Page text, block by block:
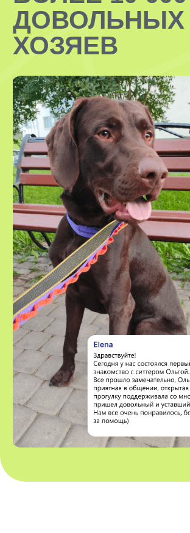
ЗАКАЗАТЬ
Сервис по выгулу и передержке
домашних животных
VOX • ВОКС
АО "ПЭТТЕХ СОЛЮШЕНС"
ИНН: 7814829167
ОГРН: 1237800119710
КПП: 781401001
Передержка собак
Няни для собак
Передержка кошек
Няня для кошки
Все услуги
Выгул собак
О нас
Как все работает?
Отзывы
Контакты
Блог
Заказать услугу
Политика использования cookies
Разработчик сайта - @dalaraas
*Instagram — проект Meta Platforms Inc., деятельность
которой признана экстремистской организацией и
запрещена на территории РФ
8-800-222-59-47
info@voxfordogs.ru
Политика конфиденциальности
Согласие на обработку персональных данных